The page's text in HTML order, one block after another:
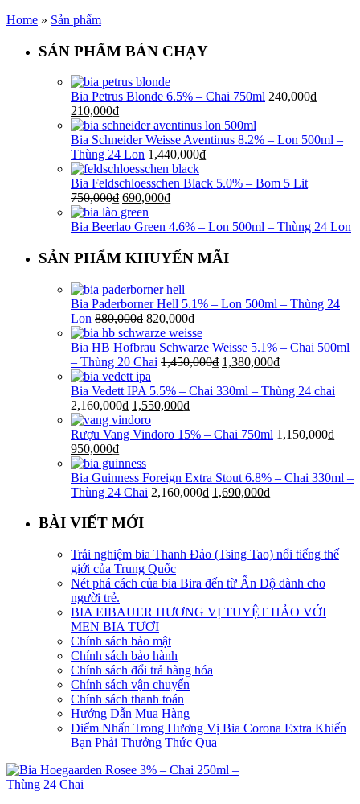
Home » Sản phẩm
SẢN PHẨM BÁN CHẠY
Bia Petrus Blonde 6.5% – Chai 750ml 240,000₫
210,000₫
Bia Schneider Weisse Aventinus 8.2% – Lon 500ml –
Thùng 24 Lon 1,440,000₫
Bia Feldschloesschen Black 5.0% – Bom 5 Lit
750,000₫ 690,000₫
Bia Beerlao Green 4.6% – Lon 500ml – Thùng 24 Lon
SẢN PHẨM KHUYẾN MÃI
Bia Paderborner Hell 5.1% – Lon 500ml – Thùng 24
Lon 880,000₫ 820,000₫
Bia HB Hofbrau Schwarze Weisse 5.1% – Chai 500ml
– Thùng 20 Chai 1,450,000₫ 1,380,000₫
Bia Vedett IPA 5.5% – Chai 330ml – Thùng 24 chai
2,160,000₫ 1,550,000₫
Rượu Vang Vindoro 15% – Chai 750ml 1,150,000₫
950,000₫
Bia Guinness Foreign Extra Stout 6.8% – Chai 330ml –
Thùng 24 Chai 2,160,000₫ 1,690,000₫
BÀI VIẾT MỚI
Trải nghiệm bia Thanh Đảo (Tsing Tao) nổi tiếng thế
giới của Trung Quốc
Nét phá cách của bia Bira đến từ Ấn Độ dành cho
người trẻ.
BIA EIBAUER HƯƠNG VỊ TUYỆT HẢO VỚI
MEN BIA TƯƠI
Chính sách bảo mật
Chính sách bảo hành
Chính sách đổi trả hàng hóa
Chính sách vận chuyển
Chính sách thanh toán
Hướng Dẫn Mua Hàng
Điểm Nhấn Trong Hương Vị Bia Corona Extra Khiến
Bạn Phải Thưởng Thức Qua